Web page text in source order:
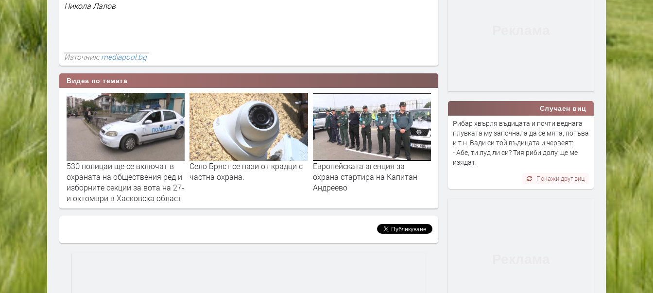
Никола Лалов
Източник:mediapool.bg
Видеа по темата
за
на Капитан
530 полицаи ще се включат в
охраната на обществения ред и
изборните секции за вота на 27-
и октомври в Хасковска област
Село Бряст се пази от крадци с
частна охрана.
Европейската агенция за
охрана стартира на Капитан
Андреево
530 полицаи ще се включат в
охраната на обществения ред и
изборните секции за вота на 27-
Село Бряст се пази от
частна охрана.
Случаен виц
Рибар хвърля въдицата и почти веднага
плувката му започнала да се мята, потъва
и т.н. Вади си той въдицата и червеят:
- Абе, ти луд ли си? Тия риби долу ще ме
изядат.
Покажи друг виц